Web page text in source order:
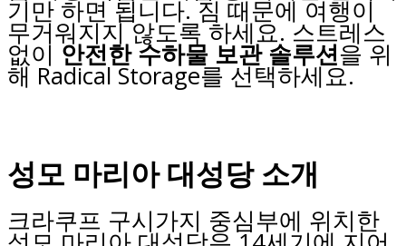
기만 하면 됩니다. 짐 때문에 여행이
무거워지지 않도록 하세요. 스트레스
없이 안전한 수하물 보관 솔루션을 위
해 Radical Storage를 선택하세요.
성모 마리아 대성당 소개
크라쿠프 구시가지 중심부에 위치한